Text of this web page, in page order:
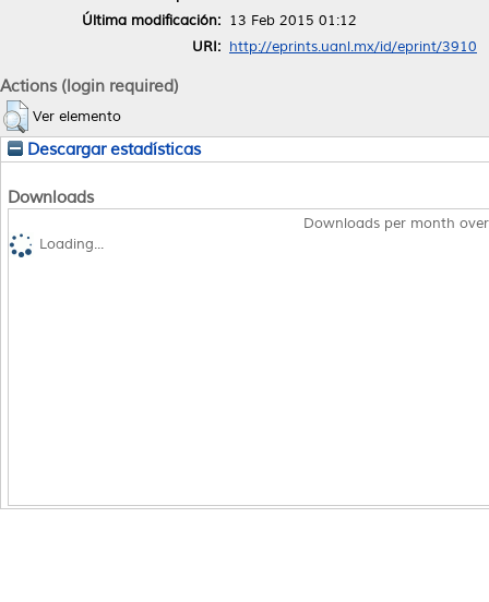
Última modificación: 13 Feb 2015 01:12
URI: http://eprints.uanl.mx/id/eprint/3910
Actions (login required)
Ver elemento
Descargar estadísticas
Downloads
Downloads per month
Loading...